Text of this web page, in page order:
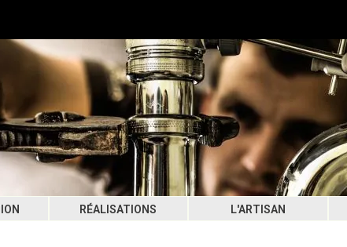
RÉALISATIONS L'ARTISAN